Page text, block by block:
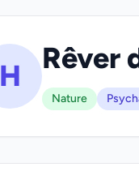
H
Rêver
Nature